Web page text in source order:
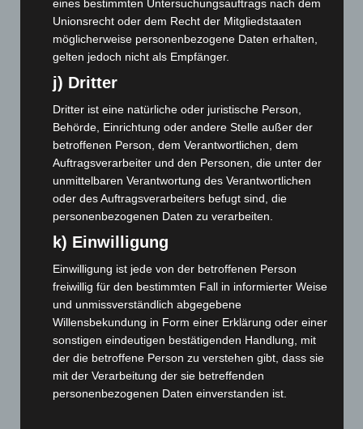
Januar 2025(88)
Dezember 2024(89)
November 2024(94)
Oktober 2024(93)
September 2024(112)
August 2024(107)
Juli 2024(89)
Juni 2024(107)
Mai 2024 (149)
März 2024
Februar 2024(103)
Januar 2024(111)
Dezember 2023(130)
November 2023(130)
Oktober 2023(114)
September 2023(133)
eines bestimmten Untersuchungsauftrags nach dem
Unionsrecht oder dem Recht der Mitgliedstaaten
möglicherweise personenbezogene Daten erhalten,
gelten jedoch nicht als Empfänger.
j) Dritter
Dritter ist eine natürliche oder juristische Person,
Behörde, Einrichtung oder andere Stelle außer der
betroffenen Person, dem Verantwortlichen, dem
Auftragsverarbeiter und den Personen, die unter der
unmittelbaren Verantwortung des Verantwortlichen
oder des Auftragsverarbeiters befugt sind, die
personenbezogenen Daten zu verarbeiten.
k) Einwilligung
Einwilligung ist jede von der betroffenen Person
freiwillig für den bestimmten Fall in informierter Weise
und unmissverständlich abgegebene
Willensbekundung in Form einer Erklärung oder einer
sonstigen eindeutigen bestätigenden Handlung, mit
der die betroffene Person zu verstehen gibt, dass sie
mit der Verarbeitung der sie betreffenden
personenbezogenen Daten einverstanden ist.